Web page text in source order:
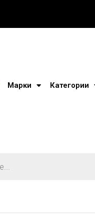
Марки Категории